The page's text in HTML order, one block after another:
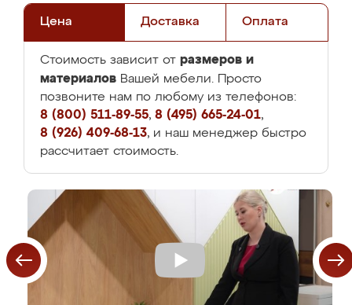
Цена Доставка Оплата
Стоимость зависит от размеров и
материалов Вашей мебели. Просто
позвоните нам по любому из телефонов:
8 (800) 511-89-55, 8 (495) 665-24-01,
8 (926) 409-68-13, и наш менеджер быстро
рассчитает стоимость.